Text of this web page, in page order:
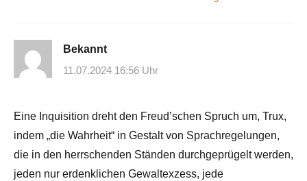
Bekannt
11.07.2024 16:56 Uhr
Eine Inquisition dreht den Freud’schen Spruch um, Trux,
indem „die Wahrheit“ in Gestalt von Sprachregelungen,
die in den herrschenden Ständen durchgeprügelt werden,
jeden nur erdenklichen Gewaltexzess, jede